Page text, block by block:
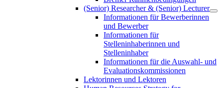
(Senior) Researcher & (Senior) Lecturer
Informationen für Bewerberinnen
und Bewerber
Informationen für
Stelleninhaberinnen und
Stelleninhaber
Informationen für die Auswahl- und
Evaluationskommissionen
Lektorinnen und Lektoren